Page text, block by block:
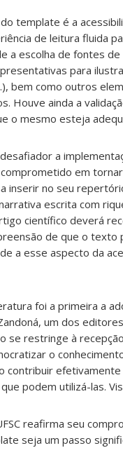
template é a
de leitura fluida
a escolha de fontes
para
bem como outros
Houve ainda a
o mesmo esteja
a
em
inserir no seu
escrita com
científico deverá
de que o
a esse aspecto da
foi a primeira a
um dos
se restringe à
o
contribuir
podem utilizá-las.
reafirma seu
seja um passo